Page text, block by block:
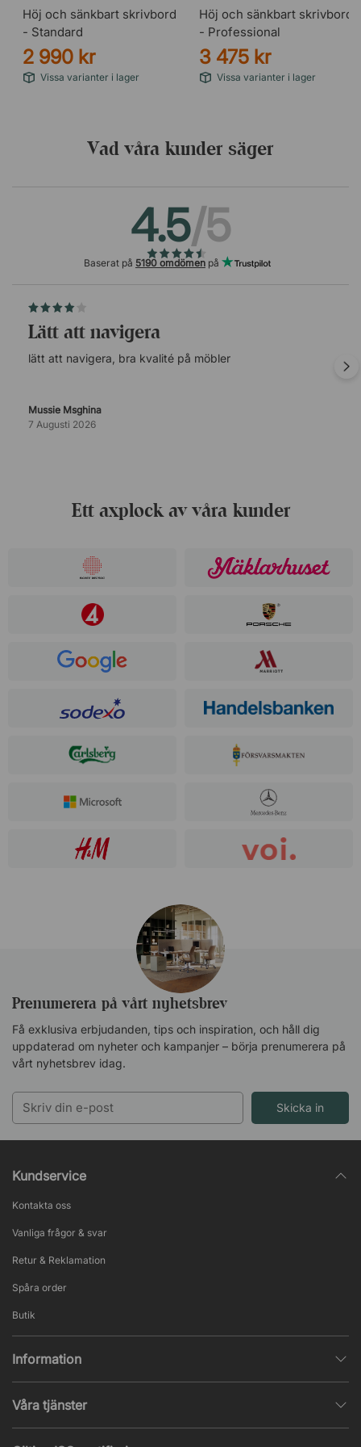
Höj och sänkbart skrivbord
- Standard
2 990 kr
Vissa varianter i lager
Höj och sänkbart skrivbord
- Professional
3 475 kr
Vissa varianter i lager
Vad våra kunder säger
4.5/5
Baserat på 5190 omdömenpå
lätt att navigera
lätt att navigera, bra kvalité på möbler
Mussie Msghina
7 Augusti 2026
Ett axplock av våra kunder
Prenumerera på vårt nyhetsbrev
Få exklusiva erbjudanden, tips och inspiration, och håll dig
uppdaterad om nyheter och kampanjer – börja prenumerera på
vårt nyhetsbrev idag.
Skicka in
Kundservice
Kontakta oss
Vanliga frågor & svar
Retur & Reklamation
Spåra order
Butik
Information
Försäljningsvillkor
Populära sidor
Våra tjänster